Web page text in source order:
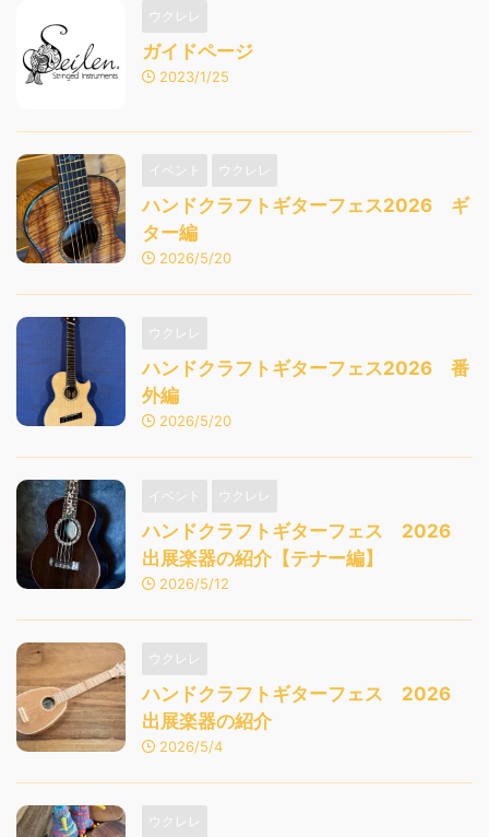
ウクレレ
ガイドページ
2023/1/25
イベント ウクレレ
ハンドクラフトギターフェス2026 ギ
ター編
2026/5/20
ウクレレ
ハンドクラフトギターフェス2026 番
外編
2026/5/20
イベント ウクレレ
ハンドクラフトギターフェス 2026
出展楽器の紹介【テナー編】
2026/5/12
ウクレレ
ハンドクラフトギターフェス 2026
出展楽器の紹介
2026/5/4
ウクレレ